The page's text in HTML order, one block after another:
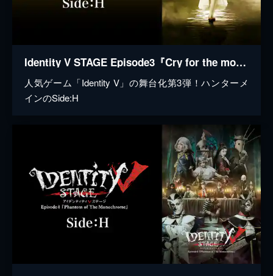
Identity V STAGE Episode3『Cry for the moon』Side:H
人気ゲーム「Identity V」の舞台化第3弾！ハンターメ
インのSide:H